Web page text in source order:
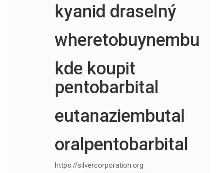
kyanid draselný
kde koupit
pentobarbital
eutanaziembutal
oralpentobarbital
https://silvercorporation.org